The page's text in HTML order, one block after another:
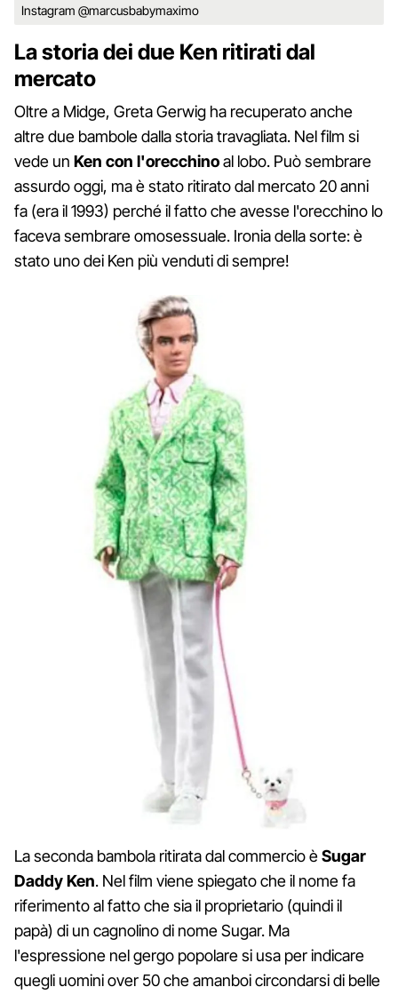
Instagram @marcusbabymaximo
La storia dei due Ken ritirati dal
mercato
Oltre a Midge, Greta Gerwig ha recuperato anche
altre due bambole dalla storia travagliata. Nel film si
vede un Ken con l'orecchinoal lobo. Può sembrare
assurdo oggi, ma è stato ritirato dal mercato 20 anni
fa (era il 1993) perché il fatto che avesse l'orecchino lo
faceva sembrare omosessuale. Ironia della sorte: è
stato uno dei Ken più venduti di sempre!
La seconda bambola ritirata dal commercio èSugar
Daddy Ken. Nel film viene spiegato che il nome fa
riferimento al fatto che sia il proprietario (quindi il
papà) di un cagnolino di nome Sugar. Ma
l'espressione nel gergo popolare si usa per indicare
quegli uomini over 50 che amanboi circondarsi di belle